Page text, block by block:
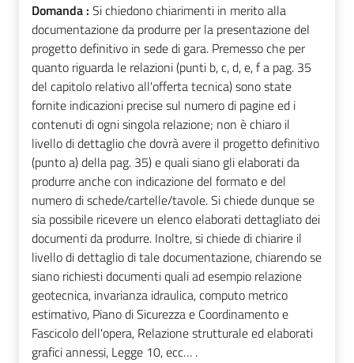
Domanda : Si chiedono chiarimenti in merito alla
documentazione da produrre per la presentazione del
progetto definitivo in sede di gara. Premesso che per
quanto riguarda le relazioni (punti b, c, d, e, f a pag. 35
del capitolo relativo all'offerta tecnica) sono state
fornite indicazioni precise sul numero di pagine ed i
contenuti di ogni singola relazione; non è chiaro il
livello di dettaglio che dovrà avere il progetto definitivo
(punto a) della pag. 35) e quali siano gli elaborati da
produrre anche con indicazione del formato e del
numero di schede/cartelle/tavole. Si chiede dunque se
sia possibile ricevere un elenco elaborati dettagliato dei
documenti da produrre. Inoltre, si chiede di chiarire il
livello di dettaglio di tale documentazione, chiarendo se
siano richiesti documenti quali ad esempio relazione
geotecnica, invarianza idraulica, computo metrico
estimativo, Piano di Sicurezza e Coordinamento e
Fascicolo dell'opera, Relazione strutturale ed elaborati
grafici annessi, Legge 10, ecc… .